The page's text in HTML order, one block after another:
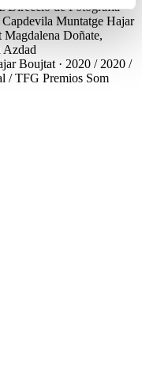
Direcció de Fotografia
Muntatge Hajar
Magdalena Doñate,
Azdad
Boujtat · 2020 / 2020 /
/ TFG Premios Som